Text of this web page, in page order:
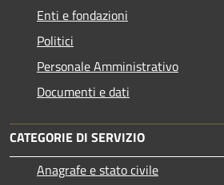
Enti e fondazioni
Politici
Personale Amministrativo
Documenti e dati
CATEGORIE DI SERVIZIO
Anagrafe e stato civile